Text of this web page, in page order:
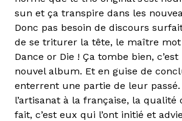
sun et ça transpire dans les
Donc pas besoin de discours
de se triturer la tête, le maître mot
Dance or Die ! Ça tombe bien,
nouvel album. Et en guise de
enterrent une partie de leur
l’artisanat à la française, la qualité
fait, c’est eux qui l’ont initié et